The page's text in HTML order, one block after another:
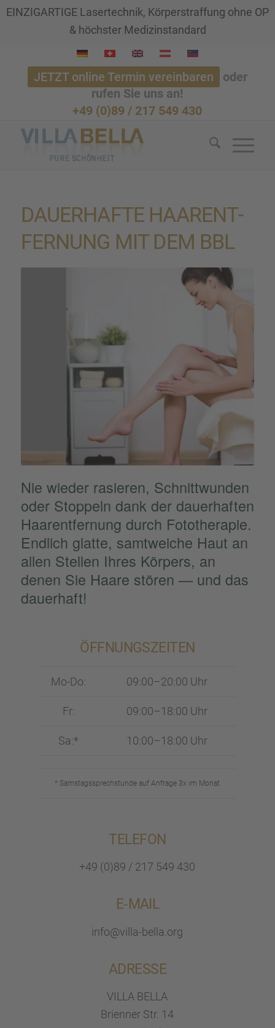
EINZIGARTIGE Lasertechnik, Körperstraffung ohne OP
& höchster Medizinstandard
JETZT online Termin vereinbaren
oder
rufen Sie uns an!
+49 (0)89 / 217 549 430
DAUER­HAFTE HAARENT­
FER­NUNG MIT DEM BBL
Nie wieder rasie­ren, Schnitt­wun­den
oder Stoppeln dank der dauer­haf­ten
Haarent­fer­nung durch Fotothe­ra­pie.
Endlich glatte, samtwei­che Haut an
allen Stellen Ihres Körpers, an
denen Sie Haare stören — und das
dauer­haft!
ÖFFNUNGS­ZEI­TEN
Mo-Do: 09:00–20:00 Uhr
Fr: 09:00–18:00 Uhr
Sa:* 10:00–18:00 Uhr
* Samstags­sprech­stunde auf Anfrage 3x im Monat
TELEFON
+49 (0)89 / 217 549 430
E‑MAIL
info@villa-bella.org
ADRESSE
VILLA BELLA
Brien­ner Str. 14